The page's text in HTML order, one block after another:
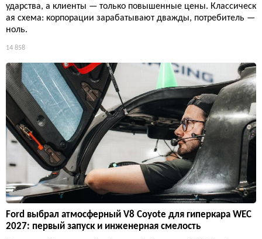
ударства, а клиенты — только повышенные цены. Классическ
ая схема: корпорации зарабатывают дважды, потребитель —
ноль.
14 858
Ford выбрал атмосферный V8 Coyote для гиперкара WEC
2027: первый запуск и инженерная смелость